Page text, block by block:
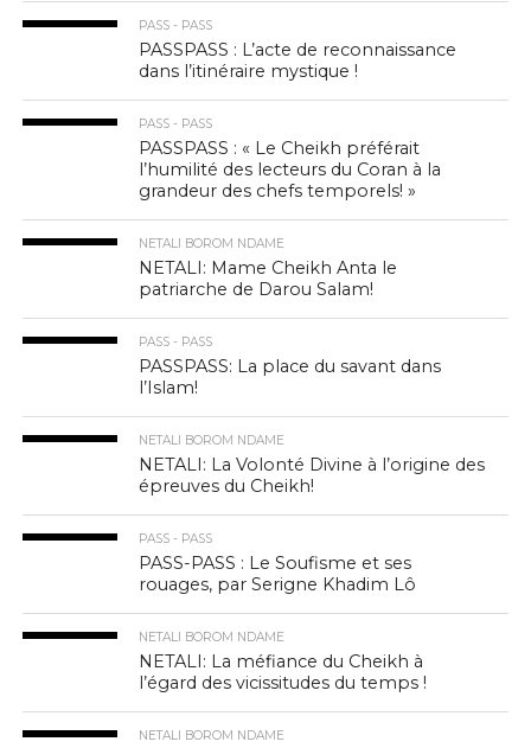
PASS - PASS
PASSPASS : L’acte de reconnaissance
dans l’itinéraire mystique !
PASS - PASS
PASSPASS : « Le Cheikh préférait
l’humilité des lecteurs du Coran à la
grandeur des chefs temporels! »
NETALI BOROM NDAME
NETALI: Mame Cheikh Anta le
patriarche de Darou Salam!
PASS - PASS
PASSPASS: La place du savant dans
l’Islam!
NETALI BOROM NDAME
NETALI: La Volonté Divine à l’origine des
épreuves du Cheikh!
PASS - PASS
PASS-PASS : Le Soufisme et ses
rouages, par Serigne Khadim Lô
NETALI BOROM NDAME
NETALI: La méfiance du Cheikh à
l’égard des vicissitudes du temps !
NETALI BOROM NDAME